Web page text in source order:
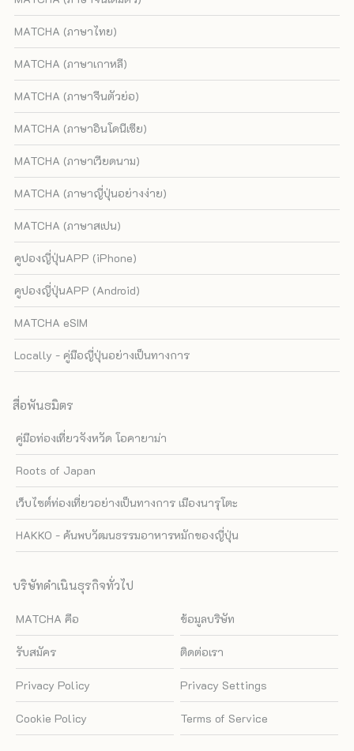
MATCHA (ภาษาไทย)
MATCHA (ภาษาเกาหลี)
MATCHA (ภาษาจีนตัวย่อ)
MATCHA (ภาษาอินโดนีเซีย)
MATCHA (ภาษาเวียดนาม)
MATCHA (ภาษาญี่ปุ่นอย่างง่าย)
MATCHA (ภาษาสเปน)
คูปองญี่ปุ่นAPP (iPhone)
คูปองญี่ปุ่นAPP (Android)
MATCHA eSIM
Locally - คู่มือญี่ปุ่นอย่างเป็นทางการ
สื่อพันธมิตร
คู่มือท่องเที่ยวจังหวัด โอคายาม่า
Roots of Japan
เว็บไซต์ท่องเที่ยวอย่างเป็นทางการ เมืองนารุโตะ
HAKKO - ค้นพบวัฒนธรรมอาหารหมักของญี่ปุ่น
บริษัทดำเนินธุรกิจทั่วไป
MATCHA คือ ข้อมูลบริษัท
รับสมัคร ติดต่อเรา
Privacy Policy Privacy Settings
Cookie Policy Terms of Service